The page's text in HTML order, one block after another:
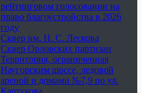
рейтинговом голосовании на
право благоустройства в 2026
году
Сквер им. Н. С. Лескова
Сквер Орловских партизан
Территория, ограниченная
Наугорским шоссе, ледовой
ареной и домами №7,9 по ул.
Картукова